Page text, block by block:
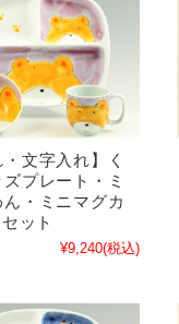
・文字入れ】く
プレート・ミ
・ミニマグカ
ット
¥9,240(税込)